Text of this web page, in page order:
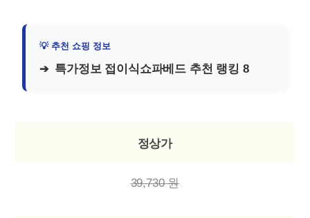
특가정보 접이식쇼파베드 추천 랭킹 8
정상가
39,730 원